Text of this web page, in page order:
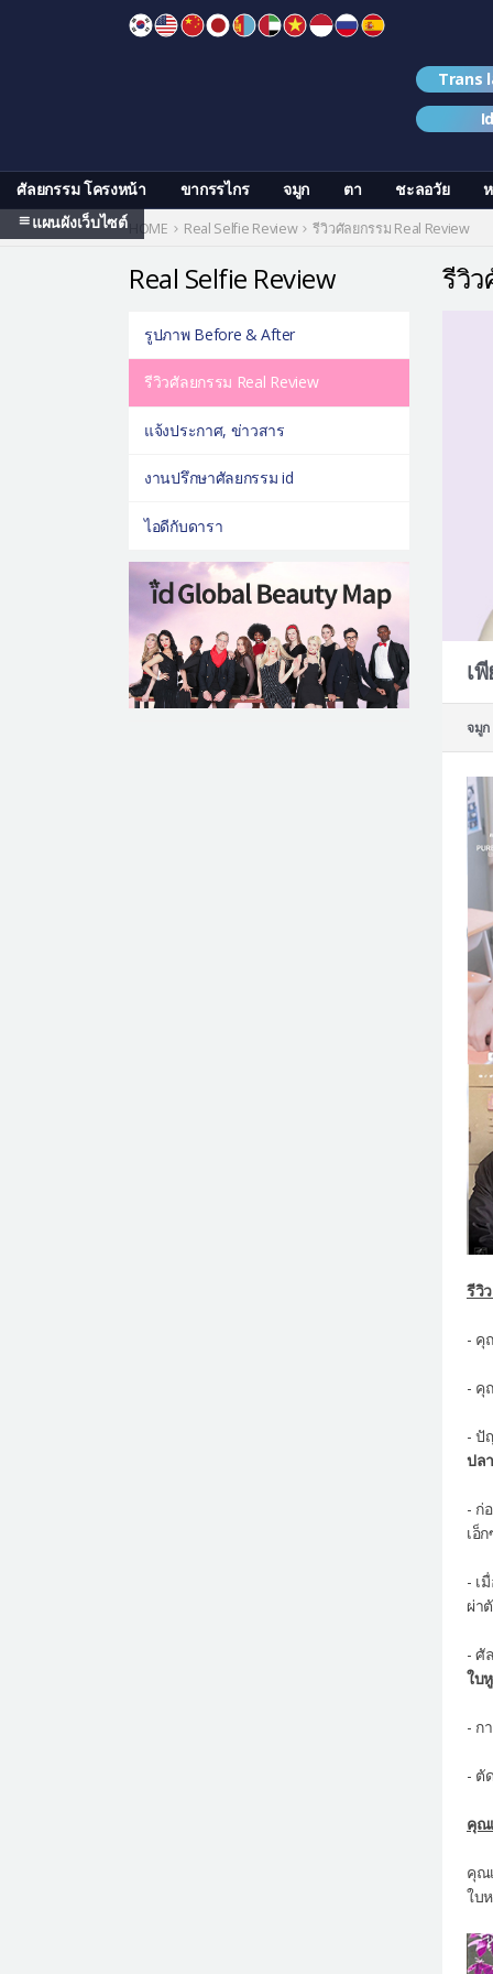
ศัลยกรรม โครงหน้า ขากรรไกร จมูก ตา ชะลอวัย
แผนผังเว็บไซต์
Trans
HOME Real Selfie Review รีวิวศัลยกรรม Real Review
รีวิว
เ
จมูก
รีวิ
- คุ
- คุ
- ปั
ปล
- ก่
เอ็
- เ
ผ่า
- ศั
ใบ
- ก
- ตั
คุณ
คุณ
ใบ
Real Selfie Review
รูปภาพ Before & After
รีวิวศัลยกรรม Real Review
แจ้งประกาศ, ข่าวสาร
งานปรึกษาศัลยกรรม id
ไอดีกับดารา